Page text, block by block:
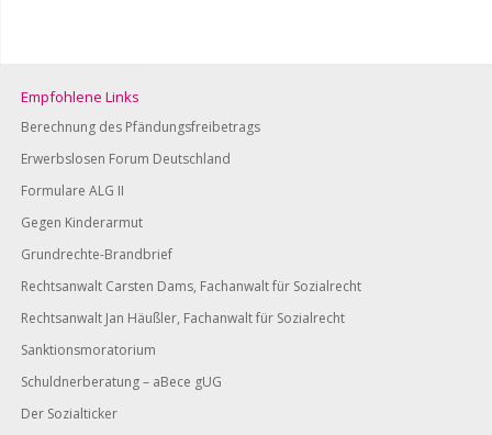
Empfohlene Links
Berechnung des Pfändungsfreibetrags
Erwerbslosen Forum Deutschland
Formulare ALG II
Gegen Kinderarmut
Grundrechte-Brandbrief
Rechtsanwalt Carsten Dams, Fachanwalt für Sozialrecht
Rechtsanwalt Jan Häußler, Fachanwalt für Sozialrecht
Sanktionsmoratorium
Schuldnerberatung – aBece gUG
Der Sozialticker